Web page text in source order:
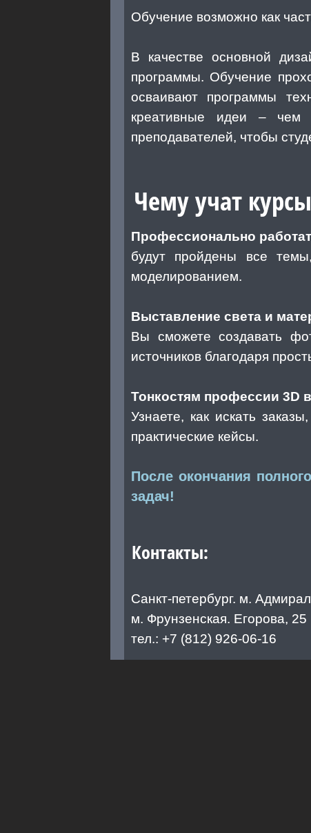
Обучение возможно как
В качестве основной
программы. Обучение
осваивают программы
креативные идеи – чем
преподавателей, чтобы
Чему учат
Профессионально
будут пройдены все
моделированием.
Выставление света и
Вы сможете создавать
источников благодаря
Тонкостям профессии 3D
Узнаете, как искать
практические кейсы.
После окончания
задач!
Контакты:
Санкт-петербург. м.
м. Фрунзенская. Егорова, 25
тел.: +7 (812) 926-06-16